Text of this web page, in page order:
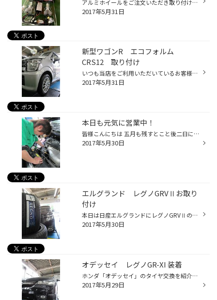
アルミホイールをご注文いただき取り付けさせていただいた後、お客様より「ヘッドライトを明るくしたい！」とのご相談を受けました。 先週のサービス事例でもご紹介しましたが、当店がまさに今お勧めをしている「ヘッドライトのLED化」！！ 当店のお客様貸し出し用の「代車」に装着してその使い勝手...
2017年5月31日
新型ワゴンR エコフォルム
CRS12 取り付け
いつも当店をご利用いただいているお客様です。 この春「新型ワゴンR」にお乗り換えになりまして早速ご来店をいただきました。 今年２月にフルモデルチェンジした「新型ワゴンR」！！ 初めてデザインを見た時は「これってあのワゴンR？」と疑うくらいスタイルが一新されましたが、個人的にはこちら...
2017年5月31日
本日も元気に営業中！
皆様こんにちは 五月も残すとこと後二日になりましたね。 本日も当店は元気に営業中です。 整備中の杉山さん！ センターフィットでしっかりと取り付け中の美濃口副店長！ いい感じの光具合でカッコイイ！ 六月もタイヤ館瀬谷をよろしく致します！！
2017年5月30日
エルグランド レグノGRVⅡお取り
付け
本日は日産エルグランドにレグノGRVⅡのお取り付けのご紹介です。 お取り付けしたタイヤサイズは25/45R19でです。 いつも当店をご利用いただいているお客様で今履いてるタイヤが すり減ってきて値上げ前には買いたいとのことでしたので 今まで履いていたレグノGRVⅡにしていただきました。 私野村がし...
2017年5月30日
オデッセイ レグノGR-XI 装着
ホンダ「オデッセイ」のタイヤ交換を紹介します。以前にも当店でレグノをご購入頂いたお客様です。またもレグノが欲しいというご要望でしたので、GR-XIに決まりました。取り付けは、センターフィットで取り付けをしました。 最後にアライメント調整をして、終わりです。ご購入ありがとうございました。
2017年5月29日